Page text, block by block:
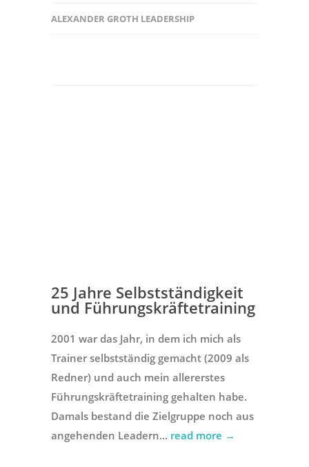
ALEXANDER GROTH LEADERSHIP
25 Jahre Selbstständigkeit
und Führungskräftetraining
2001 war das Jahr, in dem ich mich als
Trainer selbstständig gemacht (2009 als
Redner) und auch mein allererstes
Führungskräftetraining gehalten habe.
Damals bestand die Zielgruppe noch aus
angehenden Leadern... read more →